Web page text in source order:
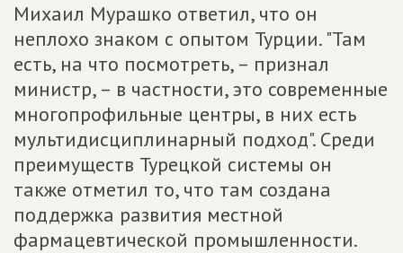
Михаил Мурашко ответил, что он
неплохо знаком с опытом Турции. "Там
есть, на что посмотреть, – признал
министр, – в частности, это современные
многопрофильные центры, в них есть
мультидисциплинарный подход". Среди
преимуществ Турецкой системы он
также отметил то, что там создана
поддержка развития местной
фармацевтической промышленности.